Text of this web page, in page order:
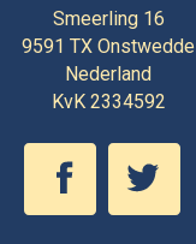
Smeerling 16
9591 TX Onstwedde
Nederland
KvK 2334592